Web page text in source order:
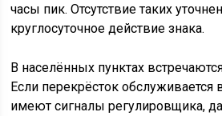
часы пик. Отсутствие таких
круглосуточное действие знака.
В населённых пунктах
Если перекрёсток обслуживается
имеют сигналы регулировщика,